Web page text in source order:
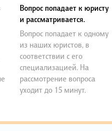
Вопрос попадает к юристу
и рассматривается.
Вопрос попадает к одному
из наших юристов, в
соответствии с его
специализацией. На
рассмотрение вопроса
уходит до 15 минут.